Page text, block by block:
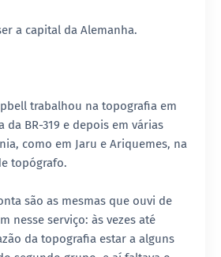
a capital da Alemanha.
trabalhou na topografia em
da BR-319 e depois em várias
como em Jaru e Ariquemes, na
topógrafo.
são as mesmas que ouvi de
nesse serviço: às vezes até
da topografia estar a alguns